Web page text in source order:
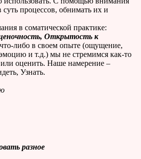
процессов, обнимать их и
в соматической практике:
Открытость к
либо в своем опыте (ощущение,
и т.д.) мы не стремимся как-то
или оценить. Наше намерение –
Узнать.
разное